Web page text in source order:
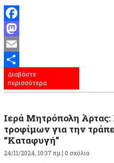
Facebook
Mastodon
Email
Μοιραστείτε
Διαβάστε
περισσότερα
Ιερά Μητρόπολη
τροφίμων για την
“Καταφυγή”
24/11/2024, 10:37 πμ | 0 σχόλια